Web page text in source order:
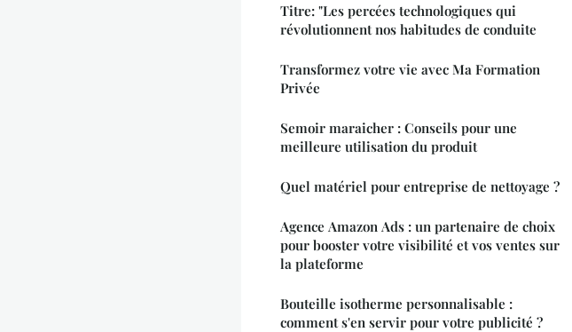
Titre: "Les percées technologiques qui
révolutionnent nos habitudes de conduite
Transformez votre vie avec Ma Formation
Privée
Semoir maraicher : Conseils pour une
meilleure utilisation du produit
Quel matériel pour entreprise de nettoyage ?
Agence Amazon Ads : un partenaire de choix
pour booster votre visibilité et vos ventes sur
la plateforme
Bouteille isotherme personnalisable :
comment s'en servir pour votre publicité ?